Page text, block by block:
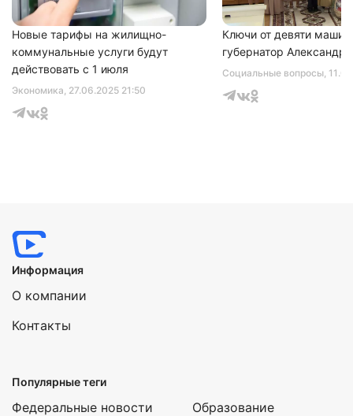
Экономика, 27.06.2025 21:50
Новые тарифы на жилищно-
коммунальные услуги будут
действовать с 1 июля
Социальные вопросы,
Ключи от девяти машин
губернатор Александр
Информация
О компании
Контакты
Популярные теги
Федеральные новости
Образование